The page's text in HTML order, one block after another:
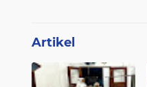
Artikel